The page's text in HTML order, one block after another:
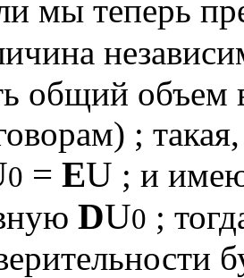
мы теперь
общий объем
;
0 = EU ; и
DU0 ;